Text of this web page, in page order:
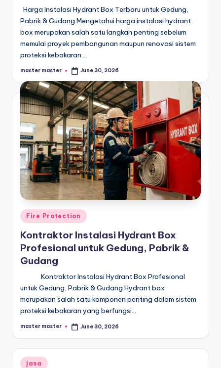
Harga Instalasi Hydrant Box Terbaru untuk Gedung,
Pabrik & Gudang Mengetahui harga instalasi hydrant
box merupakan salah satu langkah penting sebelum
memulai proyek pembangunan maupun renovasi sistem
proteksi kebakaran.…
Posted
master master June 30, 2026
Posted
in
Fire Protection
Kontraktor Instalasi Hydrant Box
Profesional untuk Gedung, Pabrik &
Gudang
Kontraktor Instalasi Hydrant Box Profesional
untuk Gedung, Pabrik & Gudang Hydrant box
merupakan salah satu komponen penting dalam sistem
proteksi kebakaran yang berfungsi…
Posted
master master June 30, 2026
Posted
jasa